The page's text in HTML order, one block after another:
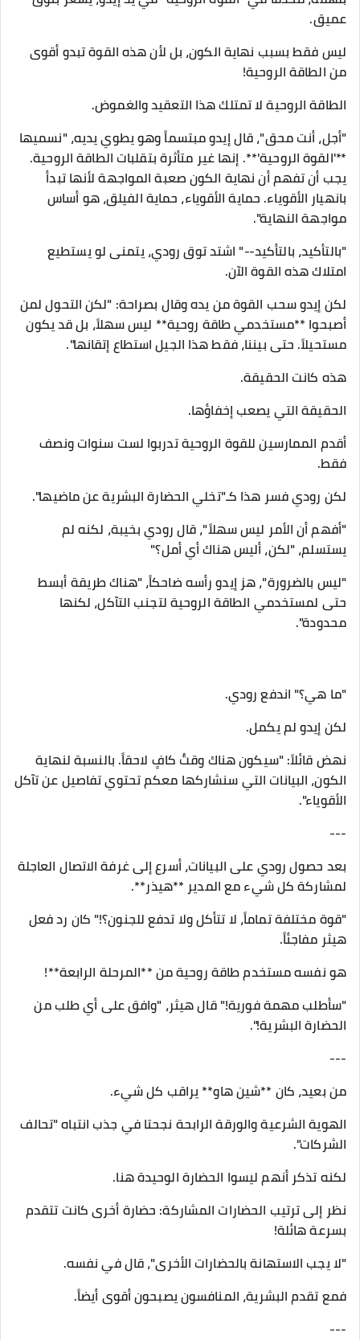
عميق.
ليس فقط بسبب نهاية الكون، بل لأن هذه القوة تبدو أقوى
من الطاقة الروحية!
الطاقة الروحية لا تمتلك هذا التعقيد والغموض.
"أجل، أنت محق"، قال إيدو مبتسماً وهو يطوي يديه، "نسميها
**'القوة الروحية'**. إنها غير متأثرة بتقلبات الطاقة الروحية.
يجب أن تفهم أن نهاية الكون صعبة المواجهة لأنها تبدأ
بانهيار الأقوياء. حماية الأقوياء، حماية الفيلق، هو أساس
مواجهة النهاية".
"بالتأكيد، بالتأكيد--" اشتد توق رودي، يتمنى لو يستطيع
امتلاك هذه القوة الآن.
لكن إيدو سحب القوة من يده وقال بصراحة: "لكن التحول لمن
أصبحوا **مستخدمي طاقة روحية** ليس سهلاً، بل قد يكون
مستحيلاً. حتى بيننا، فقط هذا الجيل استطاع إتقانها".
هذه كانت الحقيقة.
الحقيقة التي يصعب إخفاؤها.
أقدم الممارسين للقوة الروحية تدربوا لست سنوات ونصف
فقط.
لكن رودي فسر هذا كـ"تخلي الحضارة البشرية عن ماضيها".
"أفهم أن الأمر ليس سهلاً"، قال رودي بخيبة، لكنه لم
يستسلم، "لكن، أليس هناك أي أمل؟"
"ليس بالضرورة"، هز إيدو رأسه ضاحكاً، "هناك طريقة أبسط
حتى لمستخدمي الطاقة الروحية لتجنب التآكل، لكنها
محدودة".
"ما هي؟" اندفع رودي.
لكن إيدو لم يكمل.
نهض قائلاً: "سيكون هناك وقتٌ كافٍ لاحقاً. بالنسبة لنهاية
الكون، البيانات التي سنشاركها معكم تحتوي تفاصيل عن تآكل
الأقوياء".
---
بعد حصول رودي على البيانات، أسرع إلى غرفة الاتصال العاجلة
لمشاركة كل شيء مع المدير **هيذر**.
"قوة مختلفة تماماً، لا تتأكل ولا تدفع للجنون؟!" كان رد فعل
هيثر مفاجئاً.
هو نفسه مستخدم طاقة روحية من **المرحلة الرابعة**!
"سأطلب مهمة فورية!" قال هيثر، "وافق على أي طلب من
الحضارة البشرية!".
---
من بعيد، كان **شين هاو** يراقب كل شيء.
الهوية الشرعية والورقة الرابحة نجحتا في جذب انتباه "تحالف
الشركات".
لكنه تذكر أنهم ليسوا الحضارة الوحيدة هنا.
نظر إلى ترتيب الحضارات المشاركة: حضارة أخرى كانت تتقدم
بسرعة هائلة!
"لا يجب الاستهانة بالحضارات الأخرى"، قال في نفسه.
فمع تقدم البشرية، المنافسون يصبحون أقوى أيضاً.
---